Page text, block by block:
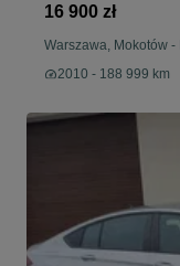
16 900 zł
Warszawa, Mokotów -
2010 - 188 999 km